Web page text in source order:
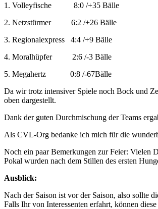
1. Volleyfische 8:0 /+35 Bälle
2. Netzstürmer 6:2 /+26 Bälle
3. Regionalexpress 4:4 /+9 Bälle
4. Moralhüpfer 2:6 /-3 Bälle
5. Megahertz 0:8 /-67Bälle
Da wir trotz intensiver Spiele noch Bock und
oben dargestellt.
Dank der guten Durchmischung der Teams
Als CVL-Org bedanke ich mich für die
Noch ein paar Bemerkungen zur Feier: Vielen
Pokal wurden nach dem Stillen des ersten
Ausblick:
Nach der Saison ist vor der Saison, also sollte
Falls Ihr von Interessenten erfahrt, können